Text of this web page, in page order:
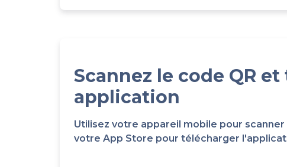
Scannez le code QR
application
Utilisez votre appareil mobile pour
votre App Store pour télécharger